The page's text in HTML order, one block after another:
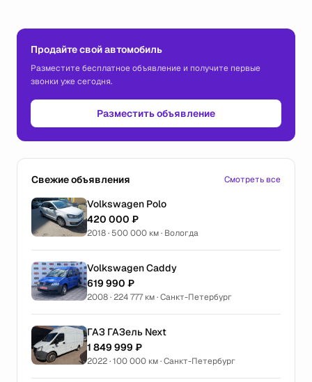
Продайте свой автомобиль
Разместите бесплатное объявление и получите первые
звонки уже сегодня.
Разместить объявление
Свежие объявления Смотреть все
Volkswagen Polo
420 000 ₽
2018 · 500 000 км · Вологда
Volkswagen Caddy
619 990 ₽
2008 · 224 777 км · Санкт-Петербург
ГАЗ ГАЗель Next
1 849 999 ₽
2022 · 100 000 км · Санкт-Петербург